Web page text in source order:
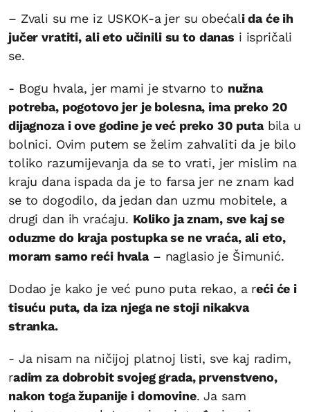
– Zvali su me iz USKOK-a jer su obećali da će ih
jučer vratiti, ali eto učinili su to danas i ispričali
se.
- Bogu hvala, jer mami je stvarno to nužna
potreba, pogotovo jer je bolesna, ima preko 20
dijagnoza i ove godine je već preko 30 putabila u
bolnici. Ovim putem se želim zahvaliti da je bilo
toliko razumijevanja da se to vrati, jer mislim na
kraju dana ispada da je to farsa jer ne znam kad
se to dogodilo, da jedan dan uzmu mobitele, a
drugi dan ih vraćaju. Koliko ja znam, sve kaj se
oduzme do kraja postupka se ne vraća, ali eto,
moram samo reći hvala– naglasio je Šimunić.
Dodao je kako je već puno puta rekao, a reći će i
tisuću puta, da iza njega ne stoji nikakva
stranka.
- Ja nisam na ničijoj platnoj listi, sve kaj radim,
radim za dobrobit svojeg grada, prvenstveno,
nakon toga županije i domovine. Ja sam